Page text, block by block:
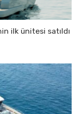
ilk ünitesi satıldı